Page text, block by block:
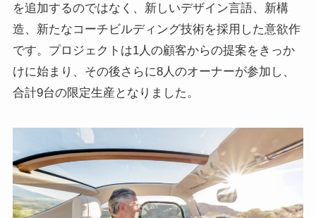
を追加するのではなく、新しいデザイン言語、新構
造、新たなコーチビルディング技術を採用した意欲作
です。プロジェクトは1人の顧客からの提案をきっか
けに始まり、その後さらに8人のオーナーが参加し、
合計9台の限定生産となりました。